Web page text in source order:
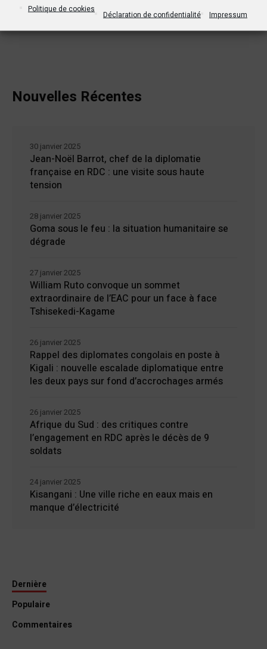
Politique de cookies
Déclaration de confidentialité Impressum
Nouvelles Récentes
Jean-Noël Barrot, chef de la diplomatie
française en RDC : une visite sous haute
tension
30 janvier 2025
Goma sous le feu : la situation humanitaire se
dégrade
28 janvier 2025
William Ruto convoque un sommet
extraordinaire de l’EAC pour un face à face
Tshisekedi-Kagame
27 janvier 2025
Rappel des diplomates congolais en poste à
Kigali : nouvelle escalade diplomatique entre
les deux pays sur fond d’accrochages armés
26 janvier 2025
Afrique du Sud : des critiques contre
l’engagement en RDC après le décès de 9
soldats
26 janvier 2025
Kisangani : Une ville riche en eaux mais en
manque d’électricité
24 janvier 2025
Dernière
Populaire
Commentaires